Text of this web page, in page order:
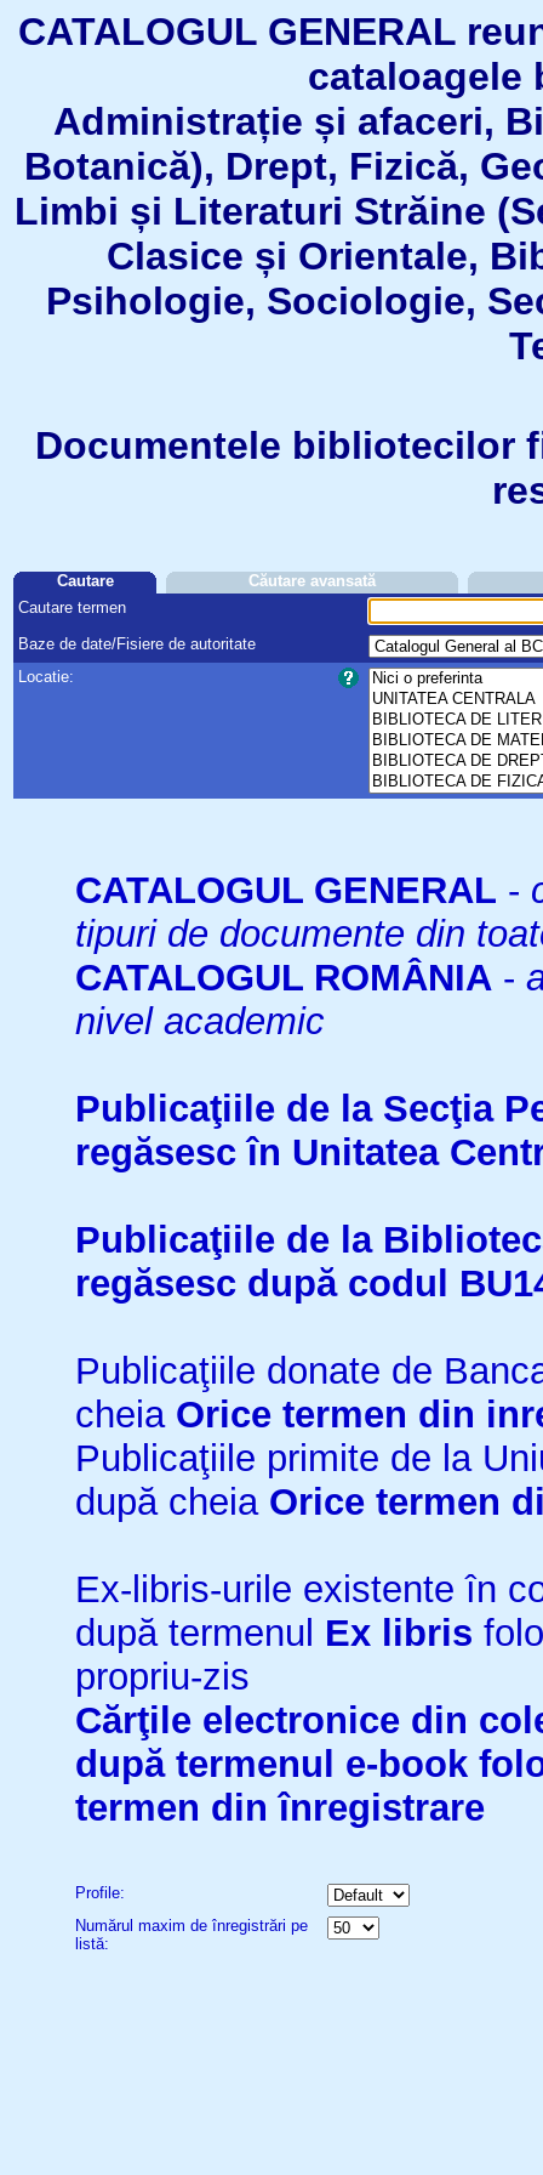
CATALOGUL GENERAL
Administrație și afaceri,
Botanică), Drept, Fizică,
Limbi și Literaturi Străine
Clasice și Orientale,
Psihologie, Sociologie,
Documentele bibliotecilor
Cautare
Căutare avansată
Cautare termen
Baze de date/Fisiere de autoritate
Locatie:
CATALOGUL GENERAL -
tipuri de documente din
CATALOGUL ROMÂNIA -
nivel academic
Publicaţiile de la Secţia
regăsesc în Unitatea
Publicaţiile de la
regăsesc după codul
Publicaţiile donate de
cheia Orice termen din
Publicaţiile primite de la
după cheia Orice termen
Ex-libris-urile existente în
după termenul Ex libris
propriu-zis
Cărţile electronice din
după termenul e-book
termen din înregistrare
Profile:
Numărul maxim de înregistrări pe
listă: